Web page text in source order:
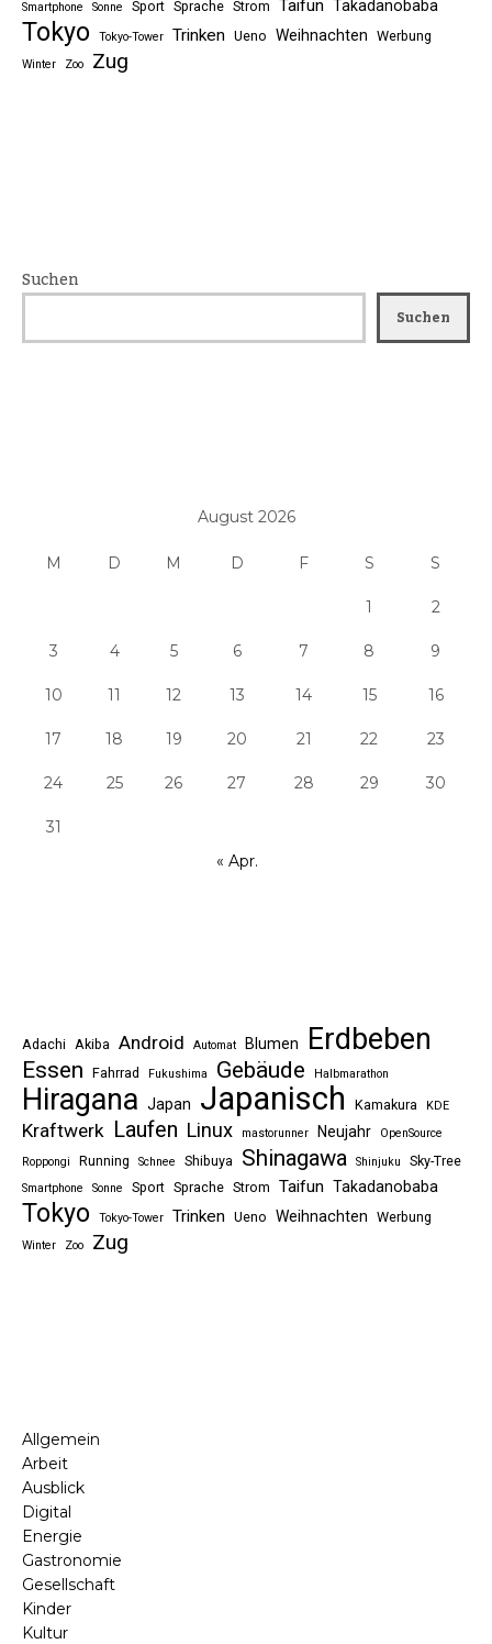
Smartphone Sonne Sport Sprache Strom Taifun Takadanobaba
Tokyo Tokyo-Tower Trinken Ueno Weihnachten Werbung
Winter Zoo Zug
Suchen
Suchen
August 2026
M D M D F S S
1 2
3 4 5 6 7 8 9
10 11 12 13 14 15 16
17 18 19 20 21 22 23
24 25 26 27 28 29 30
31
« Apr.
Adachi Akiba Android Automat Blumen Erdbeben
Essen Fahrrad Fukushima Gebäude Halbmarathon
Hiragana Japan Japanisch Kamakura KDE
Kraftwerk Laufen Linux mastorunner Neujahr
OpenSource
Roppongi
Running Schnee Shibuya Shinagawa Shinjuku Sky-Tree
Smartphone Sonne Sport Sprache Strom Taifun Takadanobaba
Tokyo Tokyo-Tower Trinken Ueno Weihnachten Werbung
Winter Zoo Zug
Allgemein
Arbeit
Ausblick
Digital
Energie
Gastronomie
Gesellschaft
Kinder
Kultur